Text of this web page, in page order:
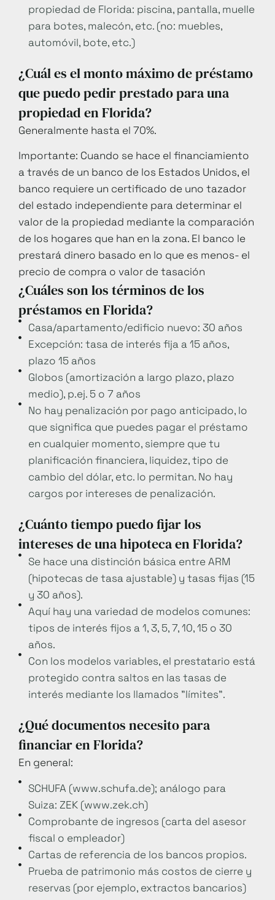
propiedad de Florida: piscina, pantalla, muelle
para botes, malecón, etc. (no: muebles,
automóvil, bote, etc.)
¿Cuál es el monto máximo de préstamo
que puedo pedir prestado para una
propiedad en Florida?
Generalmente hasta el 70%.
Importante: Cuando se hace el financiamiento
a través de un banco de los Estados Unidos, el
banco requiere un certificado de uno tazador
del estado independiente para determinar el
valor de la propiedad mediante la comparación
de los hogares que han en la zona. El banco le
prestará dinero basado en lo que es menos- el
precio de compra o valor de tasación
¿Cuáles son los términos de los
préstamos en Florida?
Casa/apartamento/edificio nuevo: 30 años
Excepción: tasa de interés fija a 15 años,
plazo 15 años
Globos (amortización a largo plazo, plazo
medio), p.ej. 5 o 7 años
No hay penalización por pago anticipado, lo
que significa que puedes pagar el préstamo
en cualquier momento, siempre que tu
planificación financiera, liquidez, tipo de
cambio del dólar, etc. lo permitan. No hay
cargos por intereses de penalización.
¿Cuánto tiempo puedo fijar los
intereses de una hipoteca en Florida?
Se hace una distinción básica entre ARM
(hipotecas de tasa ajustable) y tasas fijas (15
y 30 años).
Aquí hay una variedad de modelos comunes:
tipos de interés fijos a 1, 3, 5, 7, 10, 15 o 30
años.
Con los modelos variables, el prestatario está
protegido contra saltos en las tasas de
interés mediante los llamados "límites".
¿Qué documentos necesito para
financiar en Florida?
En general:
SCHUFA (www.schufa.de); análogo para
Suiza: ZEK (www.zek.ch)
Comprobante de ingresos (carta del asesor
fiscal o empleador)
Cartas de referencia de los bancos propios.
Prueba de patrimonio más costos de cierre y
reservas (por ejemplo, extractos bancarios)